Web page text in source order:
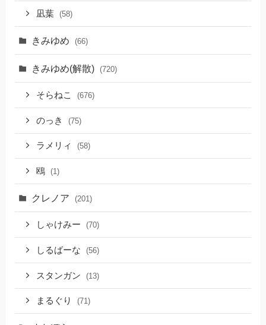
凪葉 (58)
きみゆめ (66)
きみゆめ(解散) (720)
そらねこ (676)
のっき (75)
ラメリィ (58)
鴎 (1)
クレノア (201)
しゃけみー (70)
しるばーな (56)
スタンガン (13)
まるぐり (71)